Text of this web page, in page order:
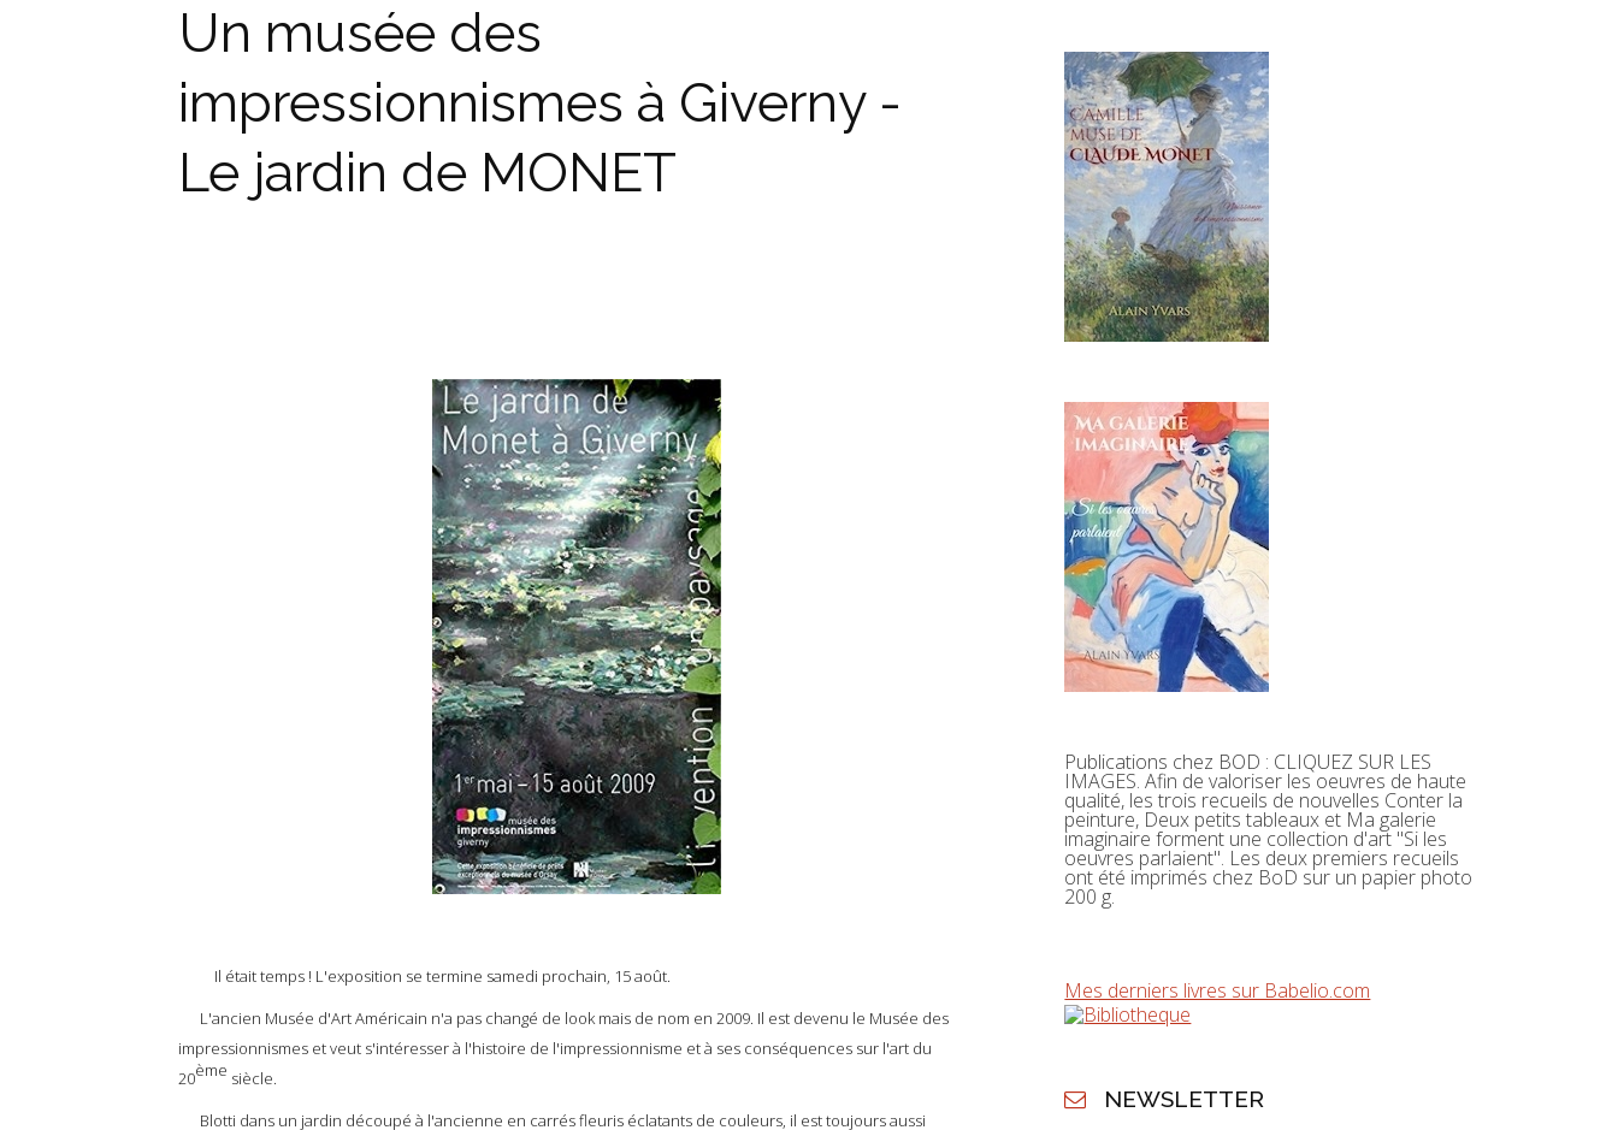
Un musée des
impressionnismes à Giverny -
Le jardin de MONET
Il était temps ! L'exposition se termine samedi prochain, 15 août.
L'ancien Musée d'Art Américain n'a pas changé de look mais de nom en 2009. Il est devenu le Musée des
impressionnismes et veut s'intéresser à l'histoire de l'impressionnisme et à ses conséquences sur l'art du
20ème siècle.
Blotti dans un jardin découpé à l'ancienne en carrés fleuris éclatants de couleurs, il est toujours aussi
Publications chez BOD : CLIQUEZ SUR LES
IMAGES. Afin de valoriser les oeuvres de haute
qualité, les trois recueils de nouvelles Conter la
peinture, Deux petits tableaux et Ma galerie
imaginaire forment une collection d'art "Si les
oeuvres parlaient". Les deux premiers recueils
ont été imprimés chez BoD sur un papier photo
200 g.
Mes derniers livres sur Babelio.com
NEWSLETTER